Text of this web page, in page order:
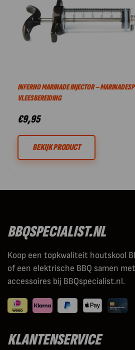
INFERNO MARINADE INJECTOR –
VLEESBEREIDING
€9,95
BEKIJK PRODUCT
BBQSPECIALIST.NL
Koop een topkwaliteit houtskool
of een elektrische BBQ samen
accessoires bij BBQspecialist.nl.
KLANTENSERVICE